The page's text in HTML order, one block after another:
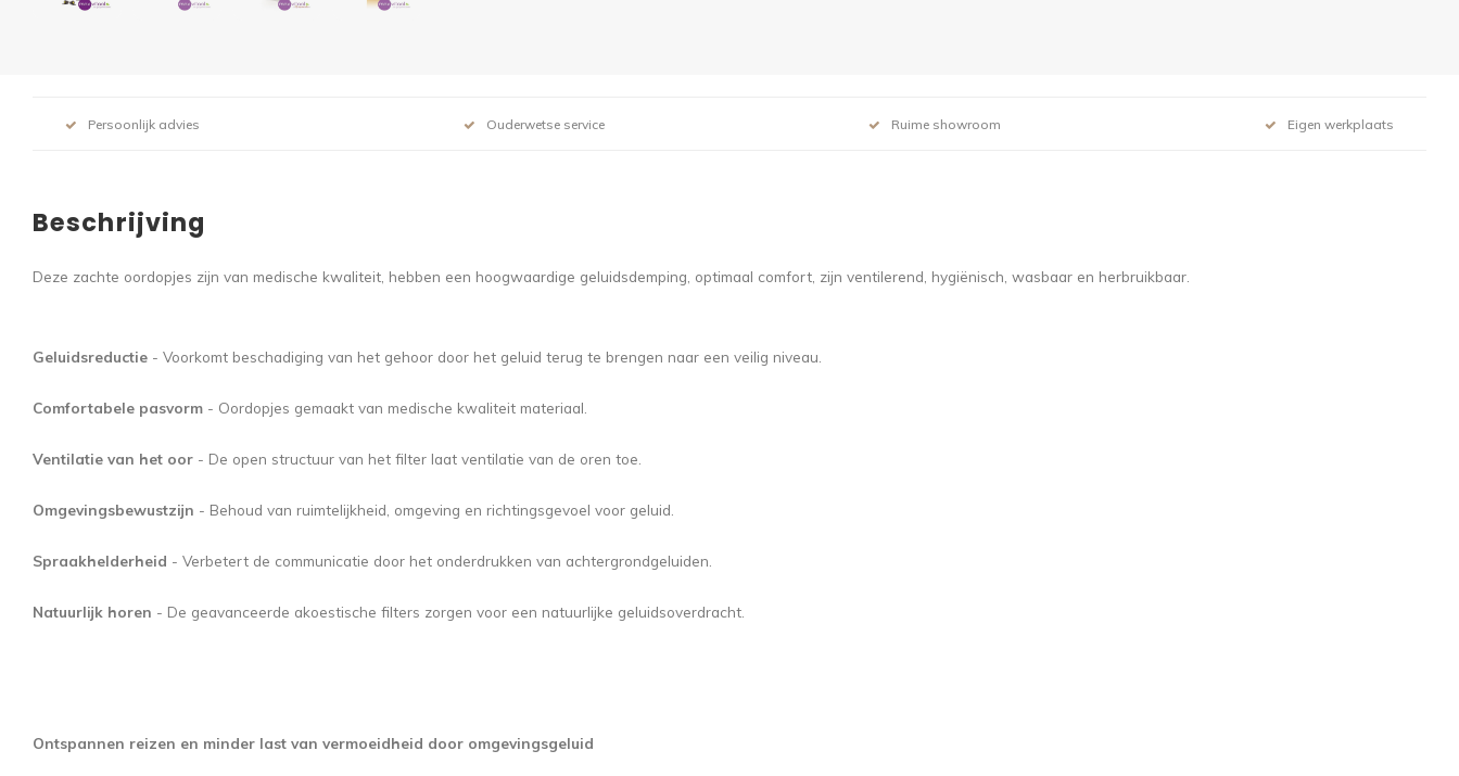
Persoonlijk advies Ouderwetse service Ruime showroom Eigen werkplaats
Beschrijving
Deze zachte oordopjes zijn van medische kwaliteit, hebben een hoogwaardige geluidsdemping, optimaal comfort, zijn ventilerend, hygiënisch, wasbaar en herbruikbaar.
Geluidsreductie - Voorkomt beschadiging van het gehoor door het geluid terug te brengen naar een veilig niveau.
Comfortabele pasvorm - Oordopjes gemaakt van medische kwaliteit materiaal.
Ventilatie van het oor - De open structuur van het filter laat ventilatie van de oren toe.
Omgevingsbewustzijn - Behoud van ruimtelijkheid, omgeving en richtingsgevoel voor geluid.
Spraakhelderheid - Verbetert de communicatie door het onderdrukken van achtergrondgeluiden.
Natuurlijk horen - De geavanceerde akoestische filters zorgen voor een natuurlijke geluidsoverdracht.
Ontspannen reizen en minder last van vermoeidheid door omgevingsgeluid